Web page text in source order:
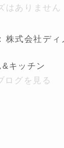
はありません
株式会社ディ
&キッチン
ログを見る